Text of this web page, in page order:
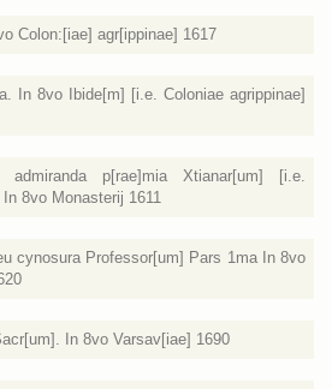
Colon:[iae] agr[ippinae] 1617
In 8vo Ibide[m] [i.e. Coloniae agrippinae]
p[rae]mia Xtianar[um] [i.e.
8vo Monasterij 1611
cynosura Professor[um] Pars 1ma In 8vo
In 8vo Varsav[iae] 1690